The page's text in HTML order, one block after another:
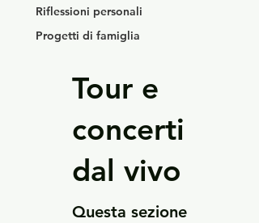
Riflessioni personali
Progetti di famiglia
Tour e
concerti
dal vivo
Questa sezione